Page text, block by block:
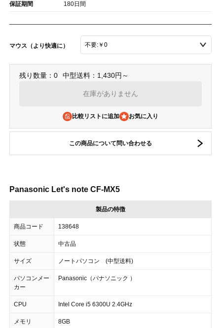
保証期間 180日間
マウス（より快適に）
残り数量：0 中型送料：1,430円～
在庫がありません
比較リストに追加
この商品について問い合わせる
Panasonic Let's note CF-MX5
製品の特徴
商品コード 138648
状態 中古品
サイズ ノートパソコン (中型送料)
パソコンメー
カー
Panasonic（パナソニック ）
CPU Intel Core i5 6300U 2.4GHz
メモリ 8GB